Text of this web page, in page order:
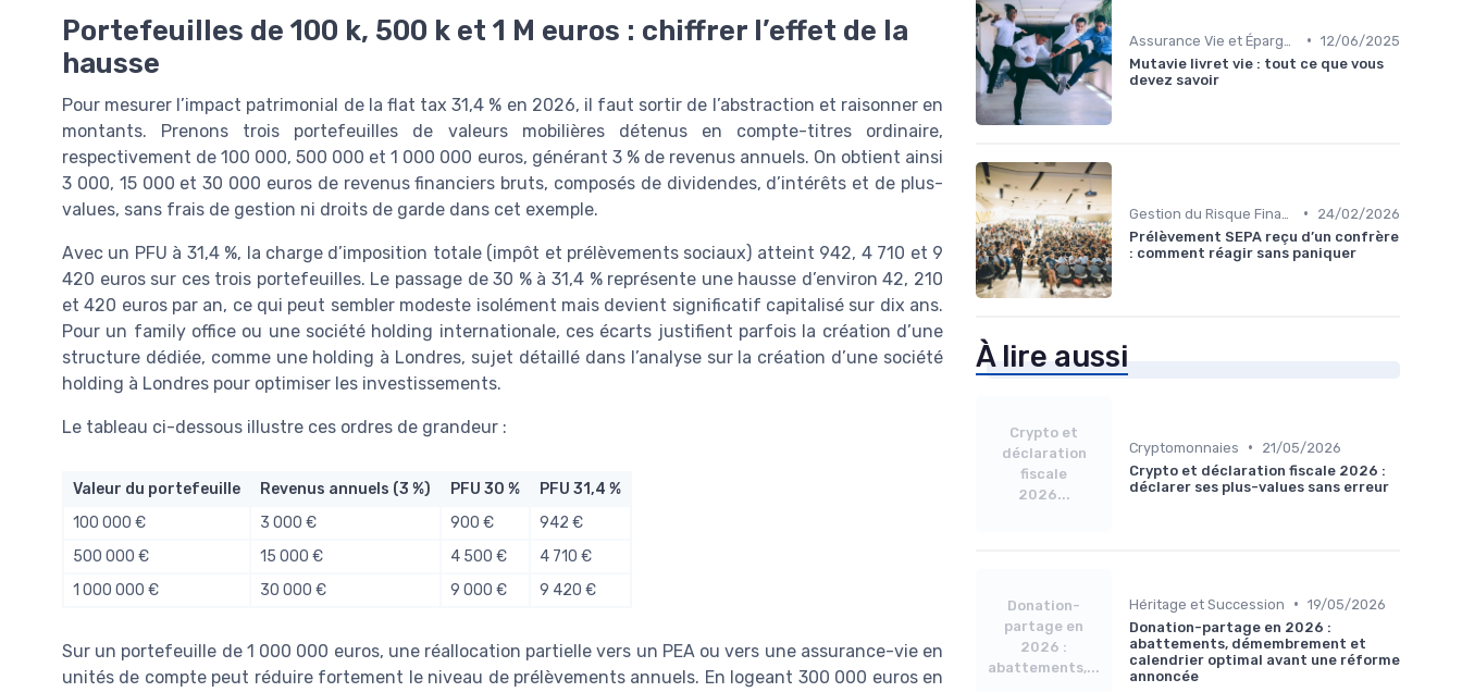
Portefeuilles de 100 k, 500 k et 1 M euros : chiffrer l’effet de la
hausse
Pour mesurer l’impact patrimonial de la flat tax 31,4 % en 2026, il faut sortir de l’abstraction et raisonner en
montants. Prenons trois portefeuilles de valeurs mobilières détenus en compte-titres ordinaire,
respectivement de 100 000, 500 000 et 1 000 000 euros, générant 3 % de revenus annuels. On obtient ainsi
3 000, 15 000 et 30 000 euros de revenus financiers bruts, composés de dividendes, d’intérêts et de plus-
values, sans frais de gestion ni droits de garde dans cet exemple.
Avec un PFU à 31,4 %, la charge d’imposition totale (impôt et prélèvements sociaux) atteint 942, 4 710 et 9
420 euros sur ces trois portefeuilles. Le passage de 30 % à 31,4 % représente une hausse d’environ 42, 210
et 420 euros par an, ce qui peut sembler modeste isolément mais devient significatif capitalisé sur dix ans.
Pour un family office ou une société holding internationale, ces écarts justifient parfois la création d’une
structure dédiée, comme une holding à Londres, sujet détaillé dans l’analyse sur la création d’une société
holding à Londres pour optimiser les investissements.
Le tableau ci-dessous illustre ces ordres de grandeur :
Valeur du portefeuille Revenus annuels (3 %) PFU 30 %
PFU 31,4 %
100 000 €
3 000 € 900 €
942 €
500 000 €
15 000 € 4 500 €
4 710 €
1 000 000 €
30 000 € 9 000 € 9 420 €
Sur un portefeuille de 1 000 000 euros, une réallocation partielle vers un PEA ou vers une assurance-vie en
unités de compte peut réduire fortement le niveau de prélèvements annuels. En logeant 300 000 euros en
• 12/06/2025
Mutavie livret vie : tout ce que vous
devez savoir
•
24/02/2026
Prélèvement SEPA reçu d’un confrère
: comment réagir sans paniquer
À lire aussi
Crypto et
déclaration
fiscale
2026...
Cryptomonnaies •
21/05/2026
Crypto et déclaration fiscale 2026 :
déclarer ses plus-values sans erreur
Donation-
partage en
2026 :
abattements,...
Héritage et Succession • 19/05/2026
Donation-partage en 2026 :
abattements, démembrement et
calendrier optimal avant une réforme
annoncée